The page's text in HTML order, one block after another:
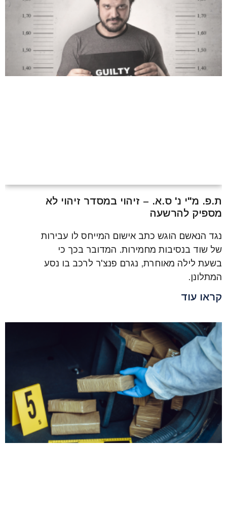
ת.פ. מ"י נ' ס.א. – זיהוי במסדר זיהוי לא
מספיק להרשעה
נגד הנאשם הוגש כתב אישום המייחס לו עבירות
של שוד בנסיבות מחמירות. המדובר בכך כי
בשעת לילה מאוחרת, נגרם פנצ'ר לרכב בו נסע
המתלונן.
קראו עוד